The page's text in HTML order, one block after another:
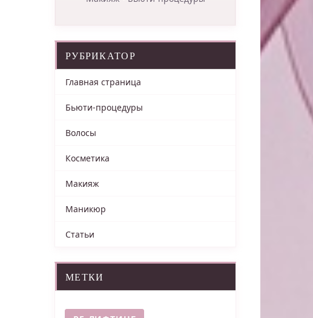
РУБРИКАТОР
Главная страница
Бьюти-процедуры
Волосы
Косметика
Макияж
Маникюр
Статьи
МЕТКИ